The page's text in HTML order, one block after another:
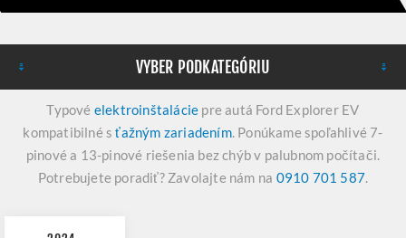
VYBER PODKATEGÓRIU
Typové elektroinštalácie pre autá Ford Explorer EV
kompatibilné sťažným zariadením. Ponúkame spoľahlivé 7-
pinové a 13-pinové riešenia bez chýb v palubnom počítači.
Potrebujete poradiť? Zavolajte nám na 0910 701 587.